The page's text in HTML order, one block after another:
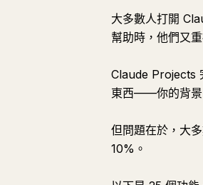
大多數人打開
幫助時，他們又
Claude Projects
東西——你的背景
但問題在於，大
10%。